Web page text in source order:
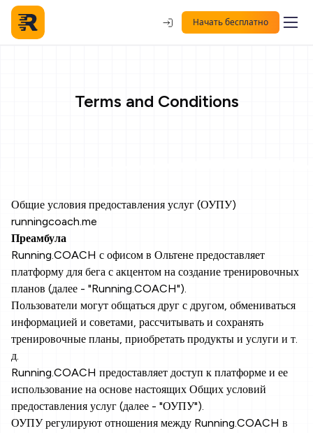
Начать бесплатно
Terms and Conditions
Общие условия предоставления услуг (ОУПУ)
runningcoach.me
Преамбула
Running.COACH с офисом в Ольтене предоставляет
платформу для бега с акцентом на создание тренировочных
планов (далее - "Running.COACH").
Пользователи могут общаться друг с другом, обмениваться
информацией и советами, рассчитывать и сохранять
тренировочные планы, приобретать продукты и услуги и т.
д.
Running.COACH предоставляет доступ к платформе и ее
использование на основе настоящих Общих условий
предоставления услуг (далее - "ОУПУ").
ОУПУ регулируют отношения между Running.COACH в